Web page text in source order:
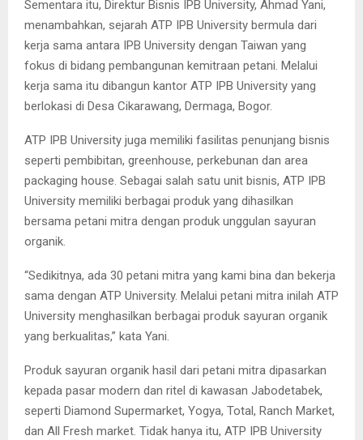
Sementara itu, Direktur Bisnis IPB University, Ahmad Yani,
menambahkan, sejarah ATP IPB University bermula dari
kerja sama antara IPB University dengan Taiwan yang
fokus di bidang pembangunan kemitraan petani. Melalui
kerja sama itu dibangun kantor ATP IPB University yang
berlokasi di Desa Cikarawang, Dermaga, Bogor.
ATP IPB University juga memiliki fasilitas penunjang bisnis
seperti pembibitan, greenhouse, perkebunan dan area
packaging house. Sebagai salah satu unit bisnis, ATP IPB
University memiliki berbagai produk yang dihasilkan
bersama petani mitra dengan produk unggulan sayuran
organik.
“Sedikitnya, ada 30 petani mitra yang kami bina dan bekerja
sama dengan ATP University. Melalui petani mitra inilah ATP
University menghasilkan berbagai produk sayuran organik
yang berkualitas,” kata Yani.
Produk sayuran organik hasil dari petani mitra dipasarkan
kepada pasar modern dan ritel di kawasan Jabodetabek,
seperti Diamond Supermarket, Yogya, Total, Ranch Market,
dan All Fresh market. Tidak hanya itu, ATP IPB University